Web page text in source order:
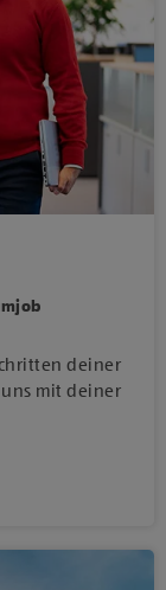
deiner
mit deiner